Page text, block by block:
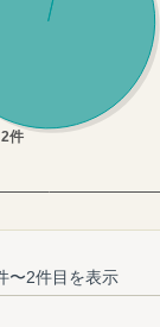
2件目を表示